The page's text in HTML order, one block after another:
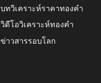
บทวิเคราะห์ราคาทองคำ
วิดีโอวิเคราะห์ทองคำ
ข่าวสารรอบโลก